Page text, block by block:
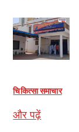
चिकित्सा समाचार
और पढ़ें